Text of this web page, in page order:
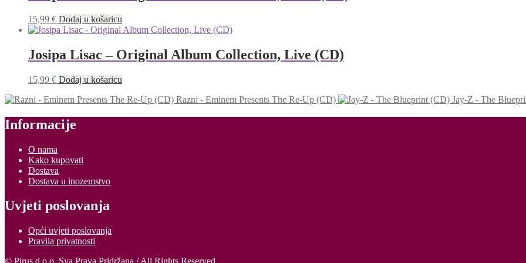
15,99 € Dodaj u košaricu
Josipa Lisac – Original Album Collection, Live (CD)
15,99 € Dodaj u košaricu
Razni - Eminem Presents The Re-Up (CD)
Jay-Z - The
Informacije
O nama
Kako kupovati
Dostava
Dostava u inozemstvo
Uvjeti poslovanja
Opći uvjeti poslovanja
Pravila privatnosti